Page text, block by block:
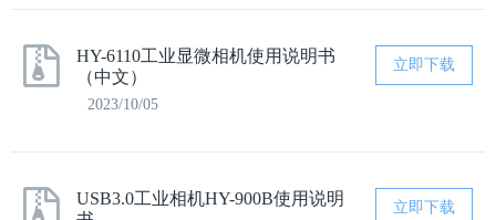
立即下载
HY-6110工业显微相机使用说明书
（中文）
2023/10/05
立即下载
USB3.0工业相机HY-900B使用说明